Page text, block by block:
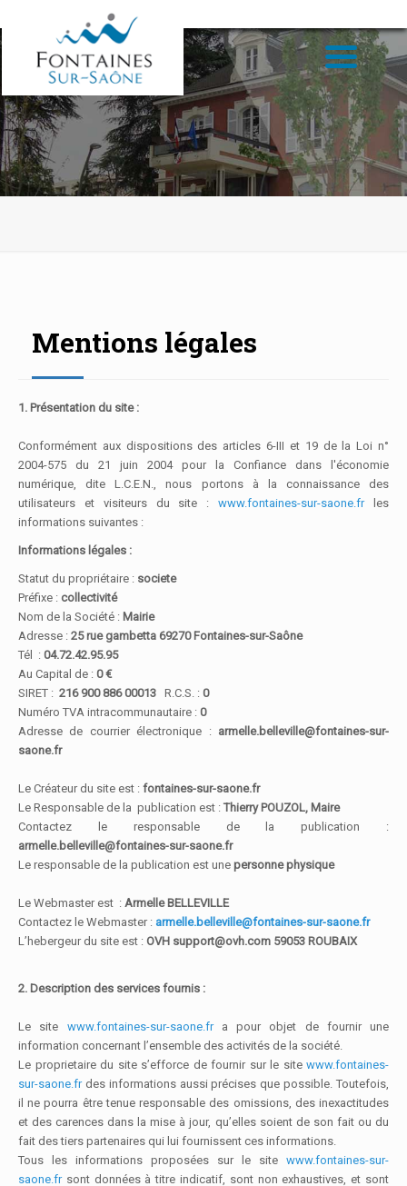
Mentions légales
1. Présentation du site :
Conformément aux dispositions des articles 6-III et 19 de la Loi n°
2004-575 du 21 juin 2004 pour la Confiance dans l'économie
numérique, dite L.C.E.N., nous portons à la connaissance des
utilisateurs et visiteurs du site :www.fontaines-sur-saone.frles
informations suivantes :
Informations légales :
Statut du propriétaire : societe
Préfixe : collectivité
Nom de la Société : Mairie
Adresse : 25 rue gambetta 69270 Fontaines-sur-Saône
Tél : 04.72.42.95.95
Au Capital de : 0 €
SIRET : 216 900 886 00013 R.C.S. : 0
Numéro TVA intracommunautaire : 0
Adresse de courrier électronique : armelle.belleville@fontaines-sur-
saone.fr
Le Créateur du site est : fontaines-sur-saone.fr
Le Responsable de la publication est : Thierry POUZOL, Maire
Contactez le responsable de la publication :
armelle.belleville@fontaines-sur-saone.fr
Le responsable de la publication est une personne physique
Le Webmaster est : Armelle BELLEVILLE
Contactez le Webmaster : armelle.belleville@fontaines-sur-saone.fr
L’hebergeur du site est : OVH support@ovh.com 59053 ROUBAIX
2. Description des services fournis :
Le site www.fontaines-sur-saone.fra pour objet de fournir une
information concernant l’ensemble des activités de la société.
Le proprietaire du site s’efforce de fournir sur le site www.fontaines-
sur-saone.frdes informations aussi précises que possible. Toutefois,
il ne pourra être tenue responsable des omissions, des inexactitudes
et des carences dans la mise à jour, qu’elles soient de son fait ou du
fait des tiers partenaires qui lui fournissent ces informations.
Tous les informations proposées sur le site www.fontaines-sur-
saone.frsont données à titre indicatif, sont non exhaustives, et sont